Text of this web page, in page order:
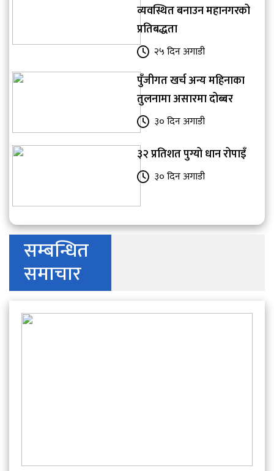
व्यवस्थित बनाउन महानगरको
प्रतिबद्धता
२५ दिन अगाडी
पुँजीगत खर्च अन्य महिनाका
तुलनामा असारमा दोब्बर
३० दिन अगाडी
३२ प्रतिशत पुग्यो धान रोपाइँ
३० दिन अगाडी
सम्बन्धित
समाचार